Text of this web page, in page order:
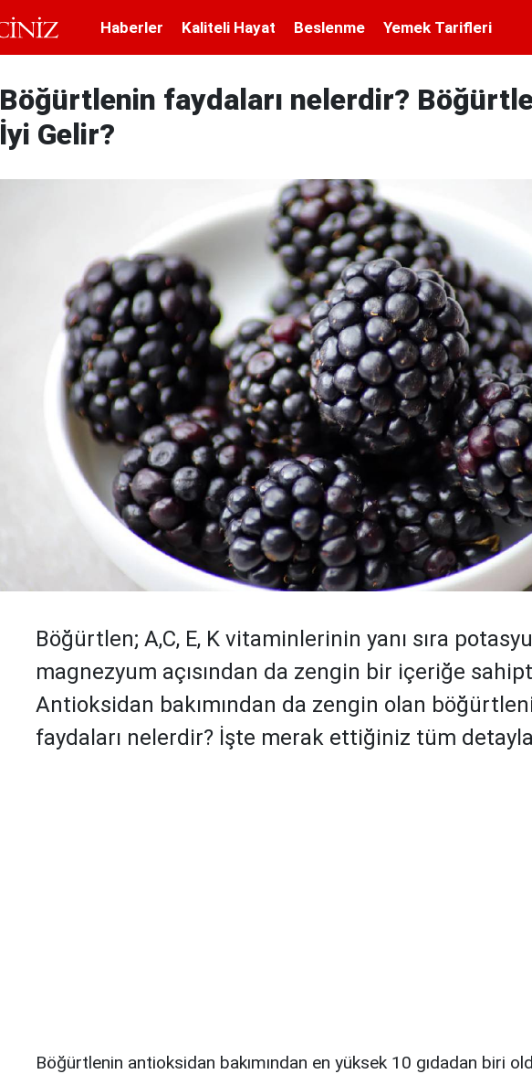
Haberler Kaliteli Hayat Beslenme Yemek Tarifleri
Böğürtlenin faydaları nelerdir?
İyi Gelir?
Böğürtlen; A,C, E, K vitaminlerinin yanı sıra
magnezyum açısından da zengin bir içeriğe
Antioksidan bakımından da zengin olan
faydaları nelerdir? İşte merak ettiğiniz tüm
Böğürtlenin antioksidan bakımından en yüksek 10 gıdadan biri